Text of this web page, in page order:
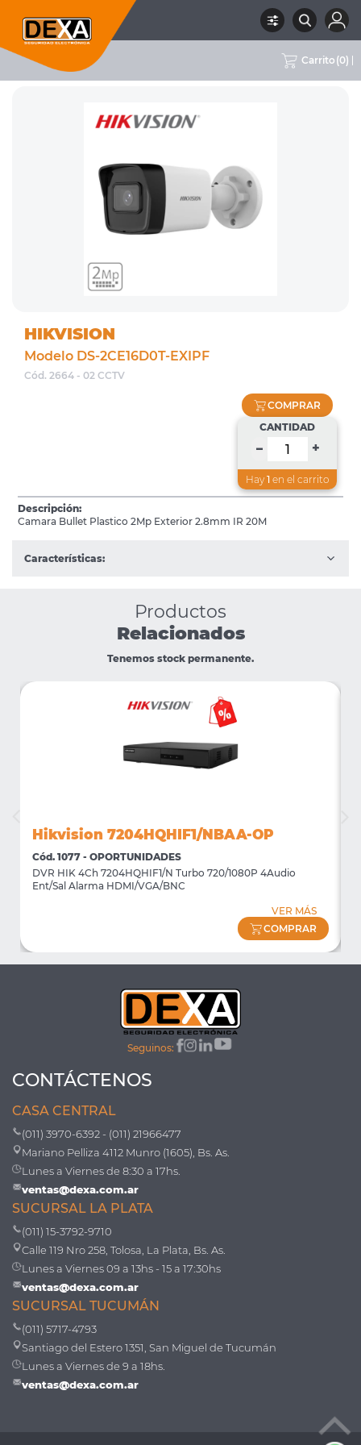
Carrito (0)
RUBRO SUBRUBRO HIKVISION
HIKVISION
Modelo DS-2CE16D0T-EXIPF
Cód. 2664 - 02 CCTV
COMPRAR
CANTIDAD
– +
Hay 1 en el carrito
Descripción:
Camara Bullet Plastico 2Mp Exterior 2.8mm IR 20M
Características:
Productos
Relacionados
Tenemos stock permanente.
Hikvision 7204HQHIF1/NBAA-OP
Cód. 1077 - OPORTUNIDADES
DVR HIK 4Ch 7204HQHIF1/N Turbo 720/1080P 4Audio
Ent/Sal Alarma HDMI/VGA/BNC
VER MÁS
COMPRAR
Seguinos:
CONTÁCTENOS
CASA CENTRAL
(011) 3970-6392 - (011) 21966477
Mariano Pelliza 4112 Munro (1605), Bs. As.
Lunes a Viernes de 8:30 a 17hs.
ventas@dexa.com.ar
SUCURSAL LA PLATA
(011) 15-3792-9710
Calle 119 Nro 258, Tolosa, La Plata, Bs. As.
Lunes a Viernes 09 a 13hs - 15 a 17:30hs
ventas@dexa.com.ar
SUCURSAL TUCUMÁN
(011) 5717-4793
Santiago del Estero 1351, San Miguel de Tucumán
Lunes a Viernes de 9 a 18hs.
ventas@dexa.com.ar